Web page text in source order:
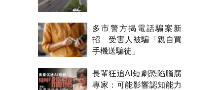
多市警方揭電話騙案新
招 受害人被騙「親自買
手機送騙徒」
長輩狂追AI短劇恐陷腦腐
專家：可能影響認知能力